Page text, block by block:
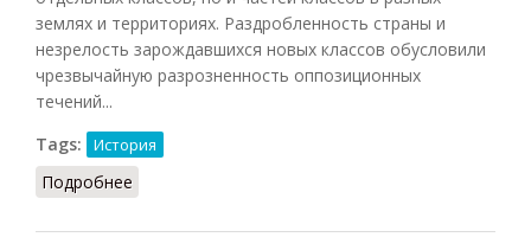
землях и территориях. Раздробленность страны и
незрелость зарождавшихся новых классов обусловили
чрезвычайную разрозненность оппозиционных
течений...
Tags:
История
Подробнее